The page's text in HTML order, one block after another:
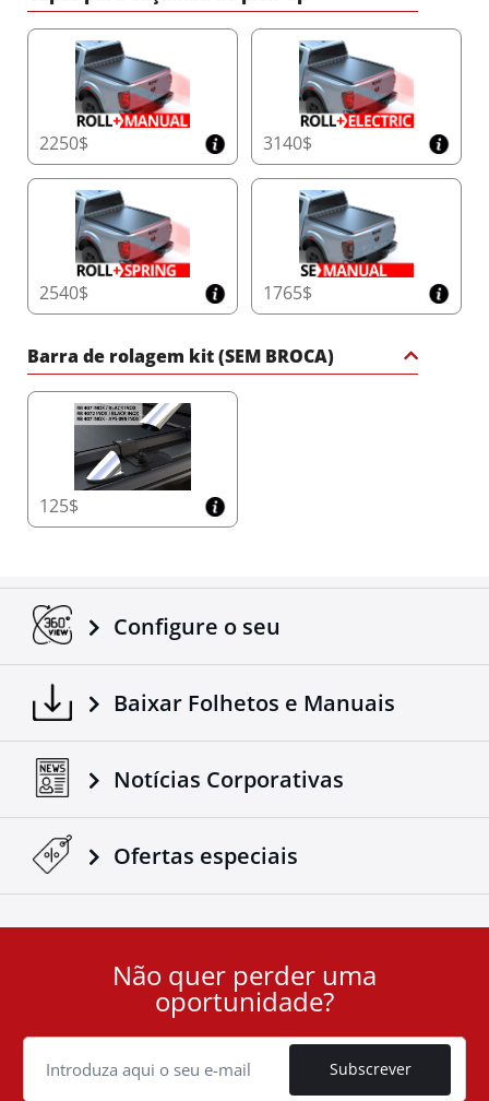
métodos eletrostáticos ou de carregamento triplo de
ponta, este revestimento é curado a 190°C para uma
resiliência duradoura. O compromisso da Neokem
com a qualidade e os padrões ambientais garante que
este revestimento atende às certificações ISO
9001:2015 e ISO 14001:2015, oferecendo um produto
construído para resistir ao teste do tempo e aos
elementos.
Transforme seu caminhão com a barra de rolamento
esportiva preta fosca da Tessera4x4 – uma afirmação
de força, segurança e sofisticação para o seu 4x4.
2250$ 3140$
2540$ 1765$
Barra de rolagem kit (SEM BROCA)
125$
Configure o seu
Baixar Folhetos e Manuais
Notícias Corporativas
Ofertas especiais
Cookie
Não quer perder uma
oportunidade?
Subscrever